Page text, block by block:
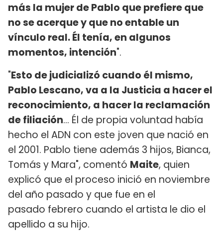
más la mujer de Pablo que prefiere que
no se acerque y que no entable un
vínculo real. Él tenía, en algunos
momentos, intención".
"Esto de judicializó cuando él mismo,
Pablo Lescano, va a la Justicia a hacer el
reconocimiento, a hacer la reclamación
de filiación... Él de propia voluntad había
hecho el ADN con este joven que nació en
el 2001. Pablo tiene además 3 hijos, Bianca,
Tomás y Mara", comentó Maite, quien
explicó que el proceso inició en noviembre
del año pasado y que fue en el
pasado febrero cuando el artista le dio el
apellido a su hijo.